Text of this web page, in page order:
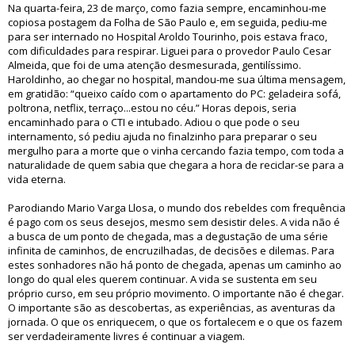
Na quarta-feira, 23 de março, como fazia sempre, encaminhou-me
copiosa postagem da Folha de São Paulo e, em seguida, pediu-me
para ser internado no Hospital Aroldo Tourinho, pois estava fraco,
com dificuldades para respirar. Liguei para o provedor Paulo Cesar
Almeida, que foi de uma atenção desmesurada, gentilíssimo.
Haroldinho, ao chegar no hospital, mandou-me sua última mensagem,
em gratidão: “queixo caído com o apartamento do PC: geladeira sofá,
poltrona, netflix, terraço...estou no céu.” Horas depois, seria
encaminhado para o CTI e intubado. Adiou o que pode o seu
internamento, só pediu ajuda no finalzinho para preparar o seu
mergulho para a morte que o vinha cercando fazia tempo, com toda a
naturalidade de quem sabia que chegara a hora de reciclar-se para a
vida eterna.
Parodiando Mario Varga Llosa, o mundo dos rebeldes com frequência
é pago com os seus desejos, mesmo sem desistir deles. A vida não é
a busca de um ponto de chegada, mas a degustação de uma série
infinita de caminhos, de encruzilhadas, de decisões e dilemas. Para
estes sonhadores não há ponto de chegada, apenas um caminho ao
longo do qual eles querem continuar. A vida se sustenta em seu
próprio curso, em seu próprio movimento. O importante não é chegar.
O importante são as descobertas, as experiências, as aventuras da
jornada. O que os enriquecem, o que os fortalecem e o que os fazem
ser verdadeiramente livres é continuar a viagem.